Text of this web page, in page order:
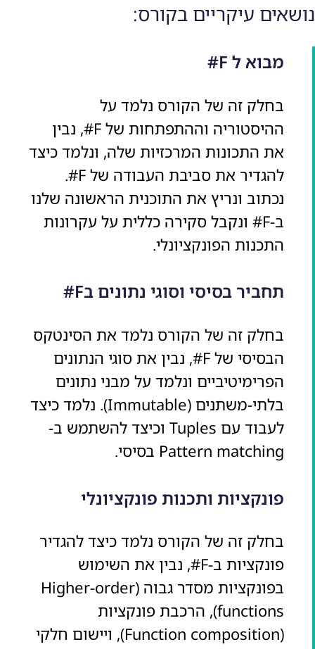
נושאים עיקריים בקורס:
מבוא ל F#
בחלק זה של הקורס נלמד על
ההיסטוריה וההתפתחות של F#, נבין
את התכונות המרכזיות שלה, ונלמד כיצד
להגדיר את סביבת העבודה של F#.
נכתוב ונריץ את התוכנית הראשונה שלנו
ב-F# ונקבל סקירה כללית על עקרונות
התכנות הפונקציונלי.
תחביר בסיסי וסוגי נתונים בF#
בחלק זה של הקורס נלמד את הסינטקס
הבסיסי של F#, נבין את סוגי הנתונים
הפרימיטיביים ונלמד על מבני נתונים
בלתי-משתנים (Immutable). נלמד כיצד
לעבוד עם Tuples וכיצד להשתמש ב-
Pattern matching בסיסי.
פונקציות ותכנות פונקציונלי
בחלק זה של הקורס נלמד כיצד להגדיר
פונקציות ב-F#, נבין את השימוש
בפונקציות מסדר גבוה (Higher-order
functions), הרכבת פונקציות
(Function composition), ויישום חלקי